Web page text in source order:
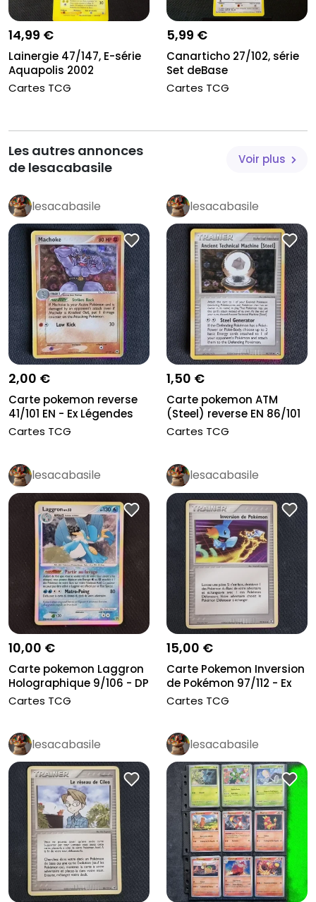
14,99 €
Lainergie 47/147, E-série
Aquapolis 2002
Cartes TCG
5,99 €
Canarticho 27/102, série
Set deBase
Cartes TCG
Les autres annonces
de lesacabasile
Voir plus
lesacabasile
2,00 €
Carte pokemon reverse
41/101 EN - Ex Légendes
Oub...
Cartes TCG
lesacabasile
1,50 €
Carte pokemon ATM
(Steel) reverse EN 86/101
- Ex...
Cartes TCG
lesacabasile
10,00 €
Carte pokemon Laggron
Holographique 9/106 - DP
Due...
Cartes TCG
lesacabasile
15,00 €
Carte Pokemon Inversion
de Pokémon 97/112 - Ex
RF...
Cartes TCG
lesacabasile lesacabasile